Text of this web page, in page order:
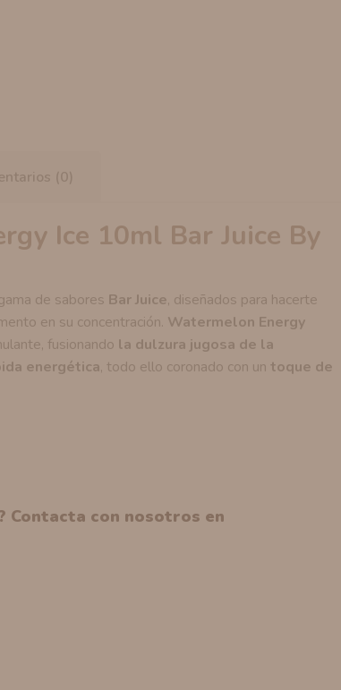
(0)
Ice 10ml Bar Juice By
de sabores Bar Juice, diseñados para hacerte
en su concentración. Watermelon Energy
fusionando la dulzura jugosa de la
energética, todo ello coronado con un toque de
Contacta con nosotros en